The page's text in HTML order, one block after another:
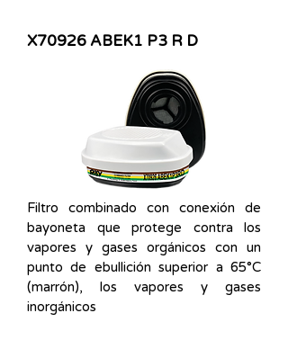
X70926 ABEK1 P3 R D
Filtro combinado con conexión de
bayoneta que protege contra los
vapores y gases orgánicos con un
punto de ebullición superior a 65°C
(marrón), los vapores y gases
inorgánicos